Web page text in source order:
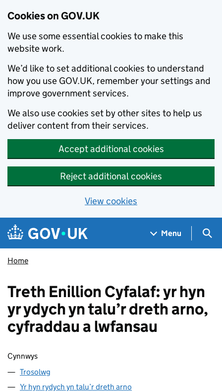
Cookies on GOV.UK
We use some essential cookies to make this
website work.
We’d like to set additional cookies to understand
how you use GOV.UK, remember your settings and
improve government services.
We also use cookies set by other sites to help us
deliver content from their services.
Accept additional cookies
Reject additional cookies
View cookies
Skip to main content
Navigation menu
Menu
Home
Treth Enillion Cyfalaf: yr hyn
yr ydych yn talu’r dreth arno,
cyfraddau a lwfansau
Sgipio cynnwys
Cynnwys
Trosolwg
Yr hyn rydych yn talu’r dreth arno